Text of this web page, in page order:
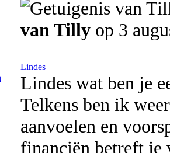
van Tilly op 3
Lindes
Lindes wat ben je
Telkens ben ik
aanvoelen en
financiën betreft je